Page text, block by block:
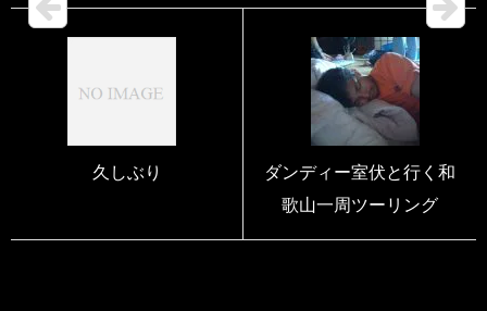
久しぶり
ダンディー室伏と行く和
歌山一周ツーリング